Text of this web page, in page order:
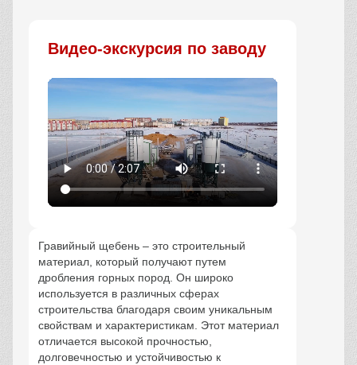
Видео-экскурсия по заводу
Гравийный щебень – это строительный
материал, который получают путем
дробления горных пород. Он широко
используется в различных сферах
строительства благодаря своим уникальным
свойствам и характеристикам. Этот материал
отличается высокой прочностью,
долговечностью и устойчивостью к